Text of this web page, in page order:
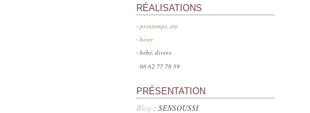
RÉALISATIONS
-printemps, été
-hiver
- bébé, divers
06 62 77 78 59
PRÉSENTATION
Blog : SENSOUSSI